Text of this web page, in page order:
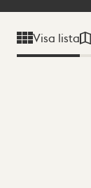
Visa lista